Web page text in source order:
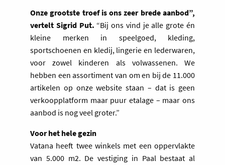
Onze grootste troef is ons zeer brede aanbod”,
vertelt Sigrid Put. “Bij ons vind je alle grote én
kleine merken in speelgoed, kleding,
sportschoenen en kledij, lingerie en lederwaren,
voor zowel kinderen als volwassenen. We
hebben een assortiment van om en bij de 11.000
artikelen op onze website staan – dat is geen
verkoopplatform maar puur etalage – maar ons
aanbod is nog veel groter.”
Voor het hele gezin
Vatana heeft twee winkels met een oppervlakte
van 5.000 m2. De vestiging in Paal bestaat al